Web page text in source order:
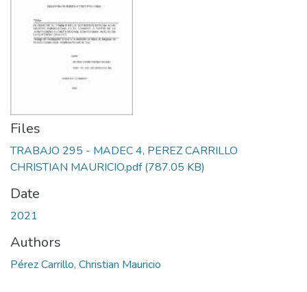
Files
TRABAJO 295 - MADEC 4, PEREZ CARRILLO
CHRISTIAN MAURICIO.pdf(787.05 KB)
Date
2021
Authors
Pérez Carrillo, Christian Mauricio